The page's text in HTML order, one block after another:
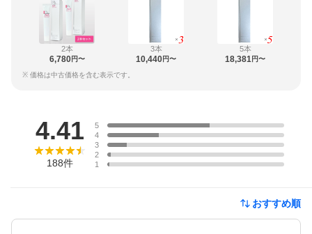
2本
6,780円〜
3本
10,440円〜
5本
18,381円〜
※ 価格は中古価格を含む表示です。
4.41
188件
5
4
3
2
1
おすすめ順